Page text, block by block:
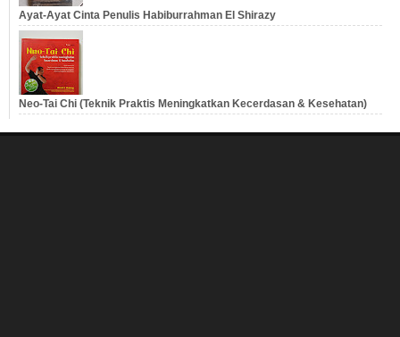
Ayat-Ayat Cinta Penulis Habiburrahman El Shirazy
Neo-Tai Chi (Teknik Praktis Meningkatkan Kecerdasan & Kesehatan)